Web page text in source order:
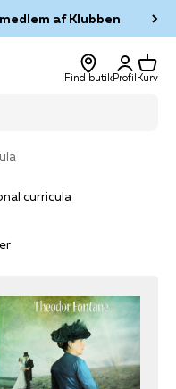
af Klubben
Find butik
Log ind
Profil
Kurv
Kurv
curricula